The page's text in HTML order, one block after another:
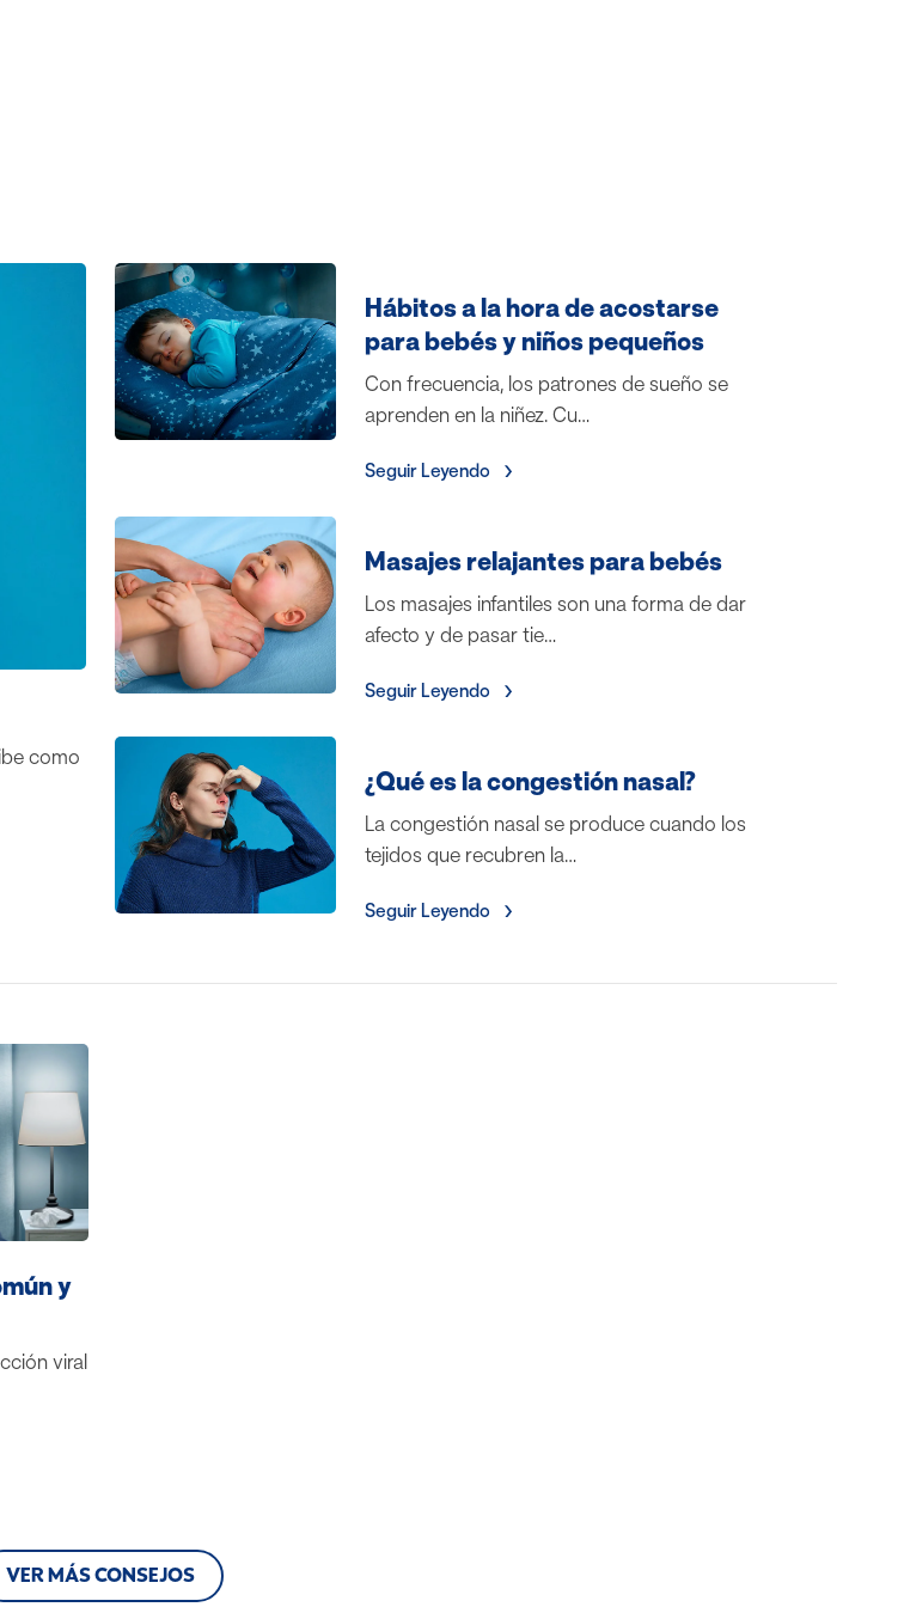
como
Hábitos a la hora de acostarse
para bebés y niños pequeños
Con frecuencia, los patrones de sueño se
aprenden en la niñez. Cu…
Seguir Leyendo
Masajes relajantes para bebés
Los masajes infantiles son una forma de dar
afecto y de pasar tie…
Seguir Leyendo
¿Qué es la congestión nasal?
La congestión nasal se produce cuando los
tejidos que recubren la…
Seguir Leyendo
y
viral
VER MÁS CONSEJOS